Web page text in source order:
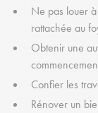
Ne pas louer
rattachée au
Obtenir une
Confier les
Rénover un